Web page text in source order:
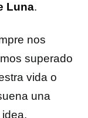
Luna.
nos
superado
vida o
una